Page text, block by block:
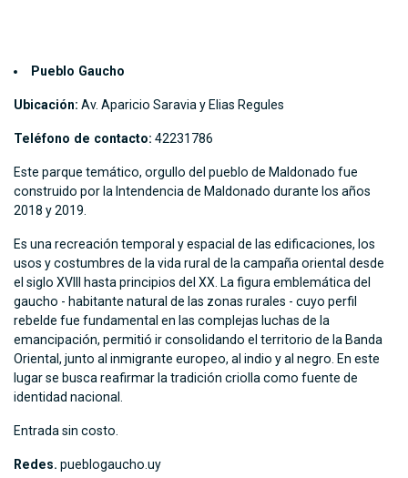
Pueblo Gaucho
Ubicación: Av. Aparicio Saravia y Elias Regules
Teléfono de contacto: 42231786
Este parque temático, orgullo del pueblo de Maldonado fue
construido por la Intendencia de Maldonado durante los años
2018 y 2019.
Es una recreación temporal y espacial de las edificaciones, los
usos y costumbres de la vida rural de la campaña oriental desde
el siglo XVIII hasta principios del XX. La figura emblemática del
gaucho - habitante natural de las zonas rurales - cuyo perfil
rebelde fue fundamental en las complejas luchas de la
emancipación, permitió ir consolidando el territorio de la Banda
Oriental, junto al inmigrante europeo, al indio y al negro. En este
lugar se busca reafirmar la tradición criolla como fuente de
identidad nacional.
Entrada sin costo.
Redes. pueblogaucho.uy